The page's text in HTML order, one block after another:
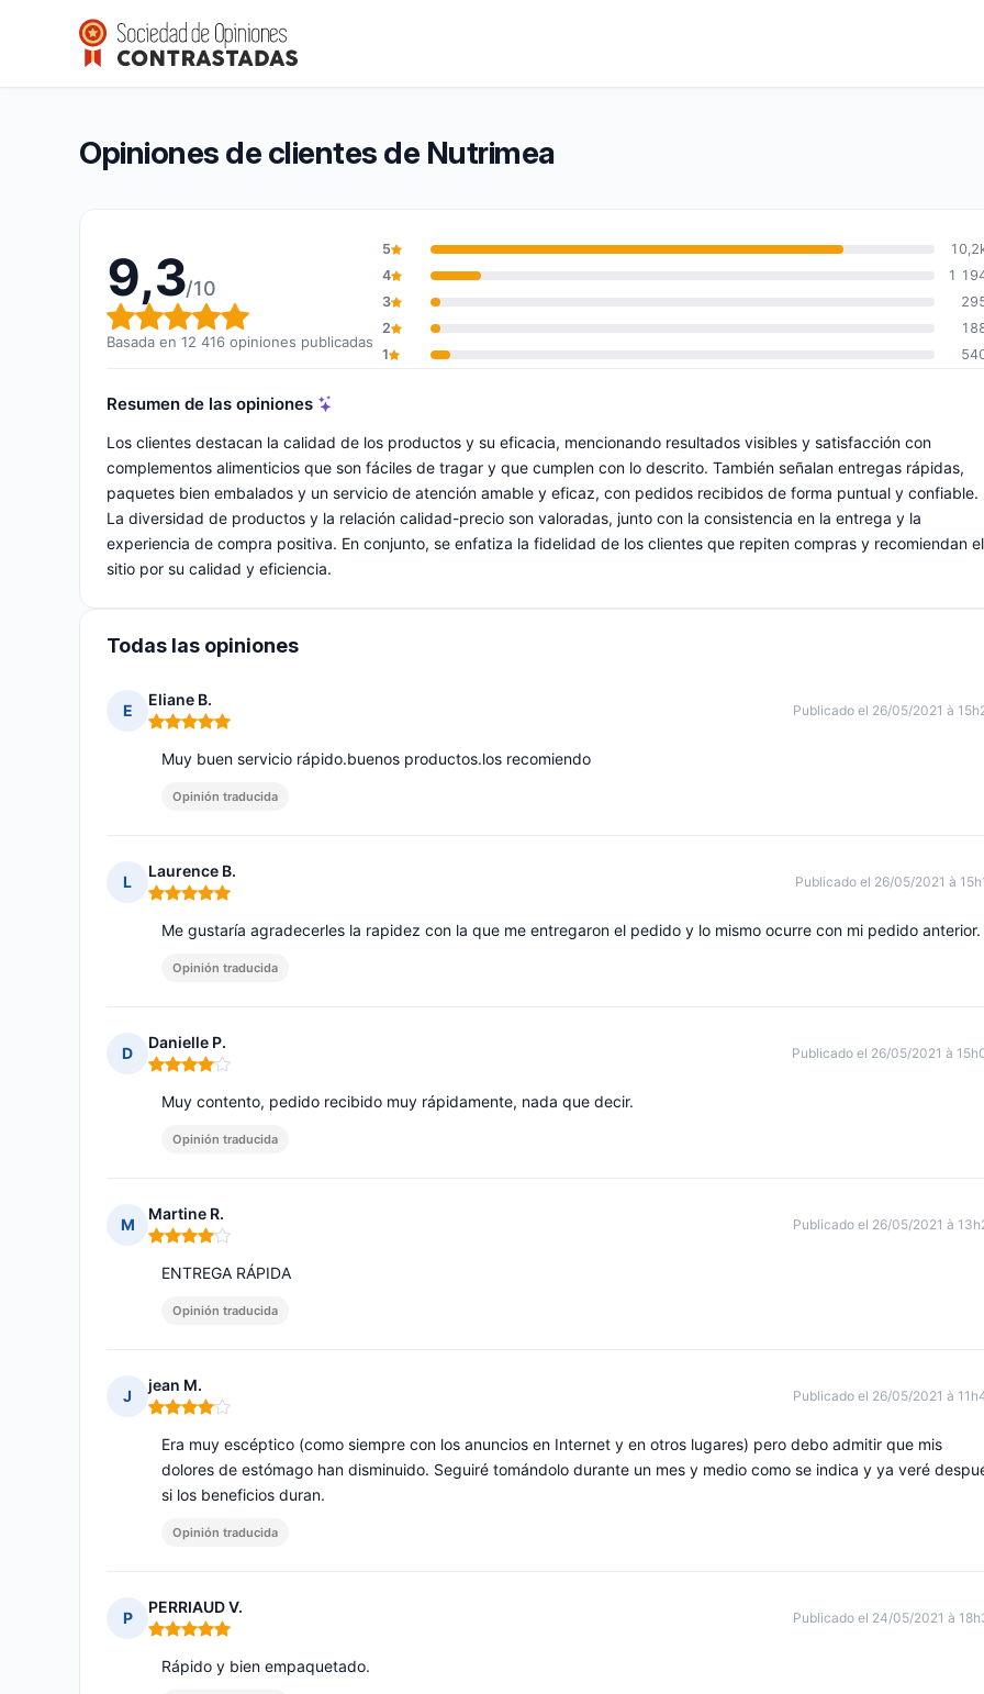
Nutrimea
Calificación global: 9,3 de 10
9,3/10(12 416 opiniones)
Opiniones de clientes de Nutrimea
9,3/10
Calificación global: 9,3 de 10
Basada en 12 416 opiniones publicadas
5
4
1
3
2
1
Resumen de las opiniones
Los clientes destacan la calidad de los productos y su eficacia, mencionando resultados visibles y satisfacción con
complementos alimenticios que son fáciles de tragar y que cumplen con lo descrito. También señalan entregas rápidas,
paquetes bien embalados y un servicio de atención amable y eficaz, con pedidos recibidos de forma puntual y confiable.
La diversidad de productos y la relación calidad-precio son valoradas, junto con la consistencia en la entrega y la
experiencia de compra positiva. En conjunto, se enfatiza la fidelidad de los clientes que repiten compras y recomiendan el
sitio por su calidad y eficiencia.
Todas las opiniones
E
Eliane B.
Nota: 5 de 5
Publicado el 26/05/2021 à
Muy buen servicio rápido.buenos productos.los recomiendo
Opinión traducida
L
Laurence B.
Nota: 5 de 5
Publicado el 26/05/2021 à
Me gustaría agradecerles la rapidez con la que me entregaron el pedido y lo mismo ocurre con mi pedido anterior.
Opinión traducida
D
Danielle P.
Nota: 4 de 5
Publicado el 26/05/2021 à
Muy contento, pedido recibido muy rápidamente, nada que decir.
Opinión traducida
M
Martine R.
Nota: 4 de 5
Publicado el 26/05/2021 à
ENTREGA RÁPIDA
Opinión traducida
J
jean M.
Nota: 4 de 5
Publicado el 26/05/2021 à
Era muy escéptico (como siempre con los anuncios en Internet y en otros lugares) pero debo admitir que mis
dolores de estómago han disminuido. Seguiré tomándolo durante un mes y medio como se indica y ya veré
si los beneficios duran.
Opinión traducida
P
PERRIAUD V.
Nota: 5 de 5
Publicado el 24/05/2021 à
Rápido y bien empaquetado.